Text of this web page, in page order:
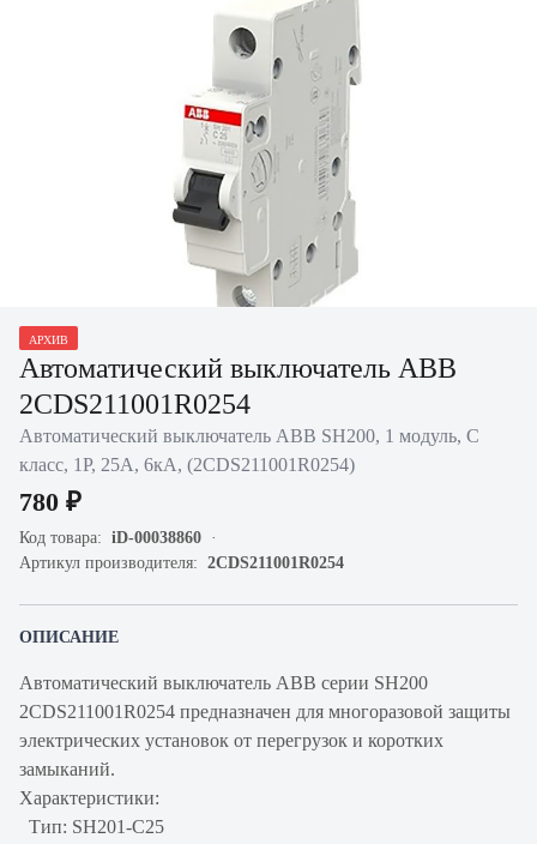
АРХИВ
Автоматический выключатель ABB
2CDS211001R0254
Автоматический выключатель ABB SH200, 1 модуль, C
класс, 1P, 25А, 6кА, (2CDS211001R0254)
780 ₽
Код товара: iD-00038860
Артикул производителя: 2CDS211001R0254
ОПИСАНИЕ
Автоматический выключатель ABB серии SH200
2CDS211001R0254 предназначен для многоразовой защиты
электрических установок от перегрузок и коротких
замыканий.
Характеристики:
Тип: SH201-C25